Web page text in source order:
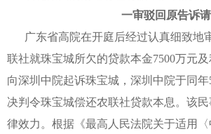
一审驳回原告诉请
广东省高院在开庭后经过认真细致地
联社就珠宝城所欠的贷款本金7500万元
向深圳中院起诉珠宝城，深圳中院于同年
决判令珠宝城偿还农联社贷款本息。该
律效力。根据《最高人民法院关于适用